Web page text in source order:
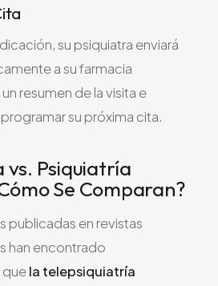
su psiquiatra enviará
a su farmacia
resumen de la visita e
su próxima cita.
vs. Psiquiatría
Se Comparan?
publicadas en revistas
han encontrado
la telepsiquiatría